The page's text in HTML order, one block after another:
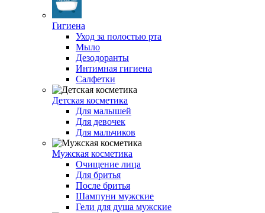
Гигиена
Уход за полостью рта
Мыло
Дезодоранты
Интимная гигиена
Салфетки
Детская косметика
Для малышей
Для девочек
Для мальчиков
Мужская косметика
Очищение лица
Для бритья
После бритья
Шампуни мужские
Гели для душа мужские